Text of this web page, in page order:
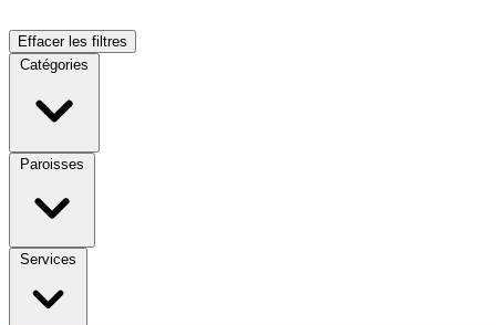
Effacer les filtres
Catégories
Paroisses
Services